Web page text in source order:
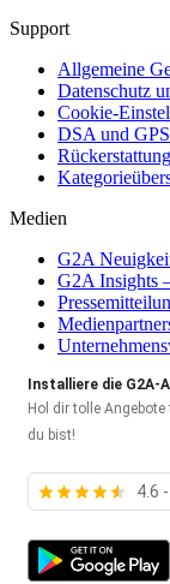
Support
Allgemeine
Datenschutz
Cookie-
DSA und
Medien
G2A
G2A Insights
Installiere die G2A-
Hol dir tolle
du bist!
4.6